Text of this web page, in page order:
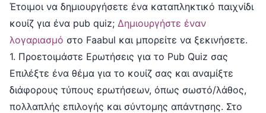
Έτοιμοι να δημιουργήσετε ένα καταπληκτικό παιχνίδι
κουίζ για ένα pub quiz; Δημιουργήστε έναν
λογαριασμό στο Faabul και μπορείτε να ξεκινήσετε.
1. Προετοιμάστε Ερωτήσεις για το Pub Quiz σας
Επιλέξτε ένα θέμα για το κουίζ σας και αναμίξτε
διάφορους τύπους ερωτήσεων, όπως σωστό/λάθος,
πολλαπλής επιλογής και σύντομης απάντησης. Στο